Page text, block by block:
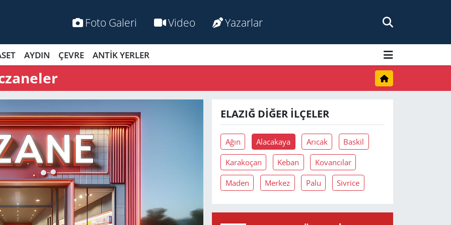
Foto Galeri Video Yazarlar
AYDIN ÇEVRE ANTİK YERLER
ELAZIĞ DIĞER İLÇELER
Ağın Alacakaya Arıcak Baskil
Karakoçan Keban Kovancılar
Maden Merkez Palu Sivrice